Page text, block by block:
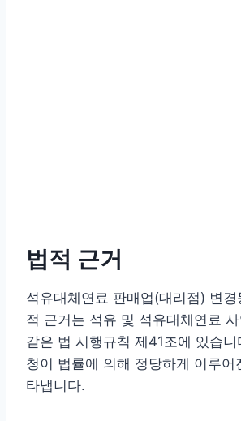
법적 근거
석유대체연료 판매업(대리점) 변경
적 근거는 석유 및 석유대체연료
같은 법 시행규칙 제41조에 있습
청이 법률에 의해 정당하게 이루어
타냅니다.